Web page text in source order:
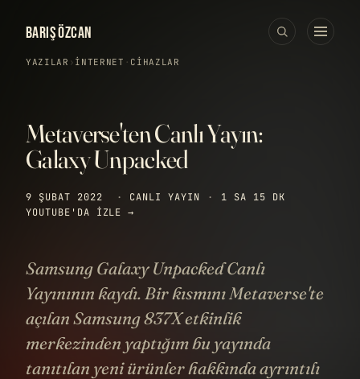
BARIŞ ÖZCAN
YAZILAR › İNTERNET · CIHAZLAR
Metaverse'ten Canlı Yayın:
Galaxy Unpacked
9 ŞUBAT 2022 · CANLI YAYIN ·
1 SA 15 DK
YOUTUBE'DA IZLE →
Samsung Galaxy Unpacked Canlı
Yayınının kaydı. Bir kısmını Metaverse'te
açılan Samsung 837X etkinlik
merkezinden yaptığım bu yayında
tanıtılan yeni ürünler hakkında ayrıntılı